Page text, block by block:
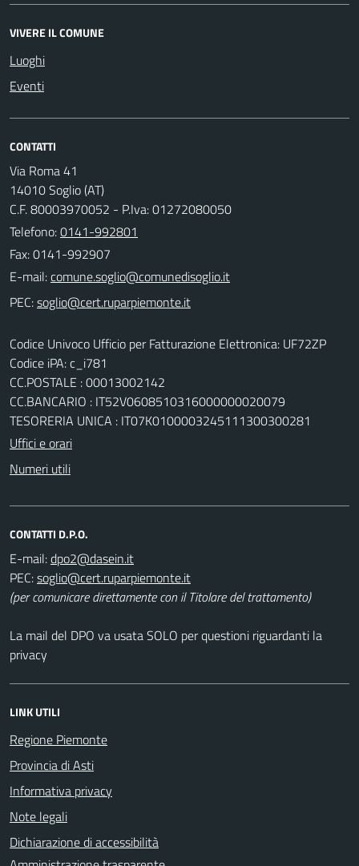
VIVERE IL COMUNE
Luoghi
Eventi
CONTATTI
Via Roma 41
14010 Soglio (AT)
C.F. 80003970052 - P.Iva: 01272080050
Telefono:0141-992801
Fax: 0141-992907
E-mail:
PEC:
Codice Univoco Ufficio per Fatturazione Elettronica: UF72ZP
Codice iPA: c_i781
CC.POSTALE : 00013002142
CC.BANCARIO : IT52V0608510316000000020079
TESORERIA UNICA : IT07K0100003245111300300281
Uffici e orari
Numeri utili
CONTATTI D.P.O.
E-mail:
PEC:
(per comunicare direttamente con il Titolare del trattamento)
La mail del DPO va usata SOLO per questioni riguardanti la
privacy
LINK UTILI
Regione Piemonte
Provincia di Asti
Informativa privacy
Note legali
Dichiarazione di accessibilità